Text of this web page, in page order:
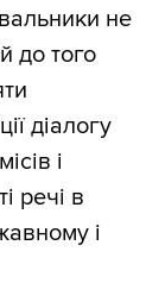
не
до того
діалогу
і
речі в
і